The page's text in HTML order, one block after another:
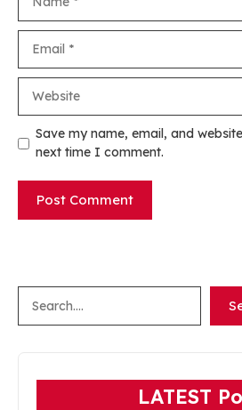
Save my name, email, and
next time I comment.
LATEST